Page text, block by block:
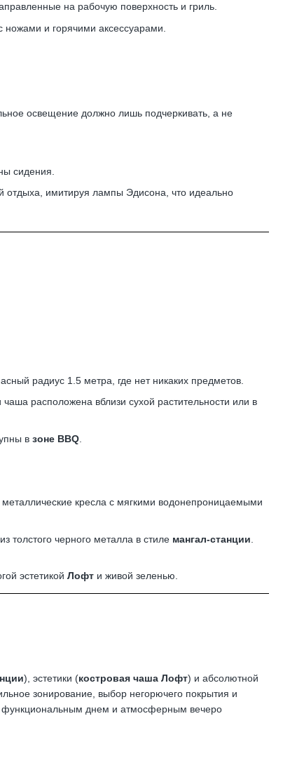
на рабочую поверхность и гриль.
ножами и горячими аксессуарами.
освещение должно лишь подчеркивать, а не
сидения.
отдыха, имитируя лампы Эдисона, что идеально
радиус 1.5 метра, где нет никаких предметов.
чаша расположена вблизи сухой растительности или в
в зоне BBQ
кресла с мягкими водонепроницаемыми
толстого черного металла в стиле мангал-станции
эстетикой Лофт и живой зеленью.
), эстетики (костровая чаша Лофт) и абсолютной
зонирование, выбор негорючего покрытия и
функциональным днем и атмосферным вечеро